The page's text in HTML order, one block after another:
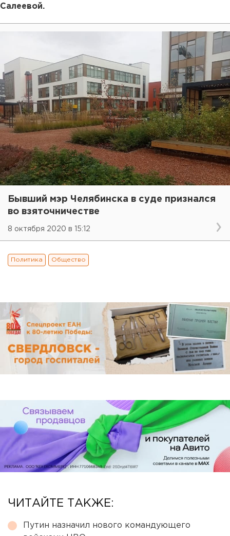
Салеевой.
Бывший мэр Челябинска в суде признался
во взяточничестве
8 октября 2020 в 15:12
Политика Общество
ЧИТАЙТЕ ТАКЖЕ:
Путин назначил нового командующего